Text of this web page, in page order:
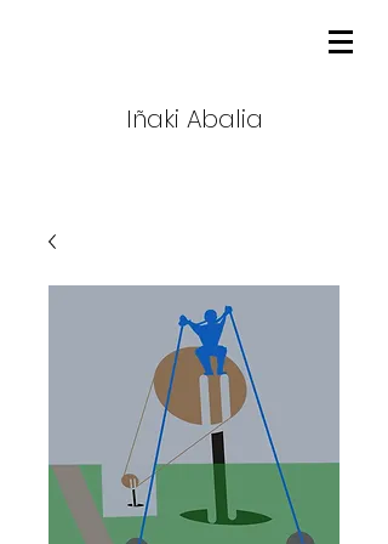
Iñaki Abalia